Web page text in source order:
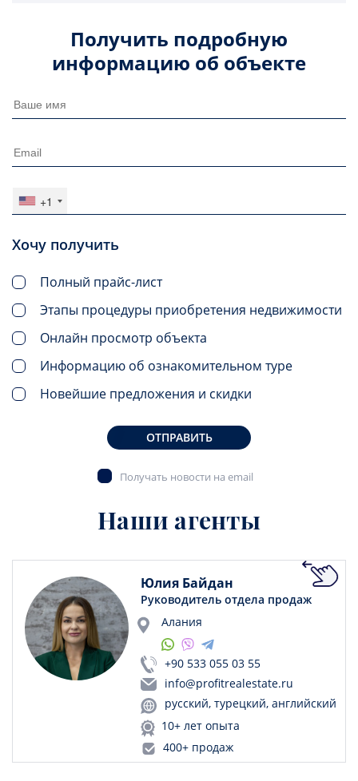
Получить подробную
информацию об объекте
+1
Хочу получить
Полный прайс-лист
Этапы процедуры приобретения недвижимости
Онлайн просмотр объекта
Информацию об ознакомительном туре
Новейшие предложения и скидки
ОТПРАВИТЬ
Получать новости на email
Наши агенты
Юлия Байдан
Руководитель отдела продаж
Алания
+90 533 055 03 55
info@profitrealestate.ru
русский, турецкий, английский
10+ лет опыта
400+ продаж